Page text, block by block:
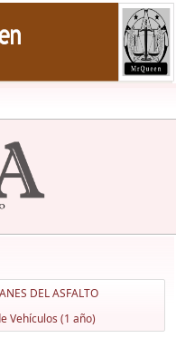
DEL ASFALTO
Vehículos (1 año)